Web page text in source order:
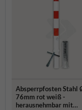
Absperrpfosten Stahl
76mm rot weiß -
herausnehmbar mit